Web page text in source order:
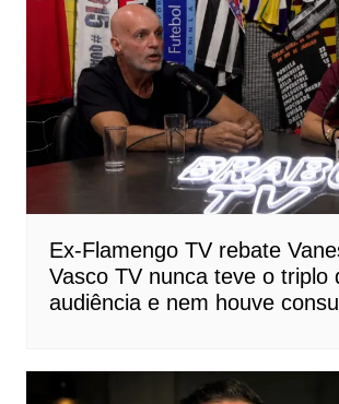
Ex-Flamengo TV rebate
Vasco TV nunca teve o triplo
audiência e nem houve